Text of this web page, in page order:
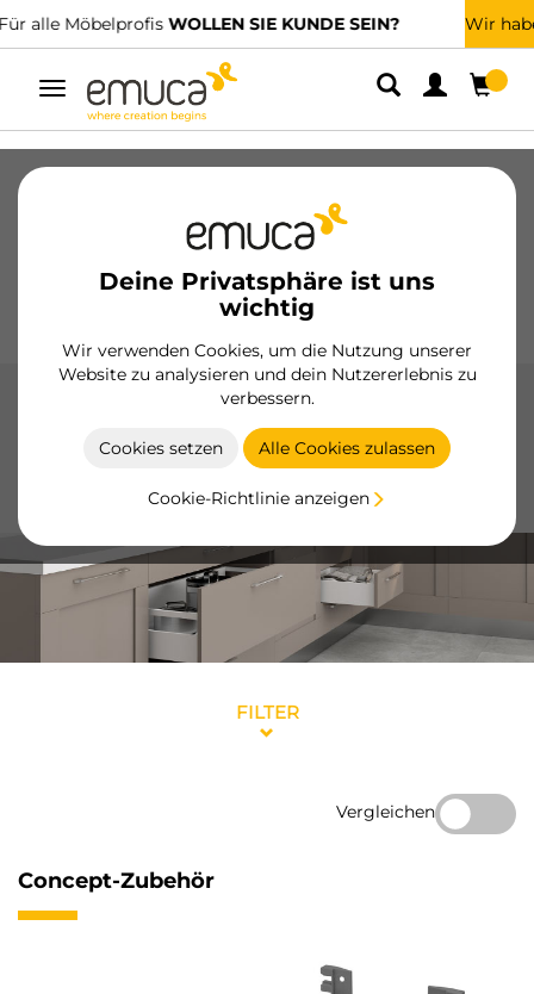
Wir haben spezialisierte Vertriebshändler.FINDEN SIE DEN NÄCHSTGELEGENEN
Umschaltbare
Navigation
Deine Privatsphäre ist uns
wichtig
Wir verwenden Cookies, um die Nutzung unserer
Website zu analysieren und dein Nutzererlebnis zu
verbessern.
Cookies setzen Alle Cookies zulassen
Cookie-Richtlinie anzeigen
Führungssysteme
Schiebesysteme
Griffe Sockel
Concept-Zubehör
Die Concept-Zubehörteile von Emuca verbessern die
Ausführungen in Weiß und Anthrazitgrau.
FILTER
Vergleichen
Concept-Zubehör